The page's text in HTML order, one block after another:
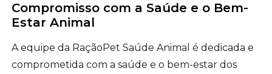
Compromisso com a Saúde e o Bem-
Estar Animal
A equipe da RaçãoPet Saúde Animal é dedicada e
comprometida com a saúde e o bem-estar dos